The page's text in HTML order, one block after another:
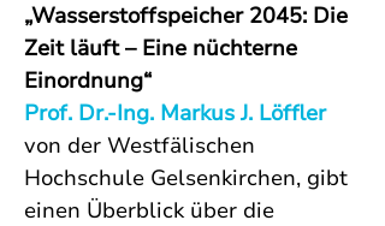
„Wasserstoffspeicher 2045: Die
Zeit läuft – Eine nüchterne
Einordnung“
Prof. Dr.-Ing. Markus J. Löffler
von der Westfälischen
Hochschule Gelsenkirchen, gibt
einen Überblick über die